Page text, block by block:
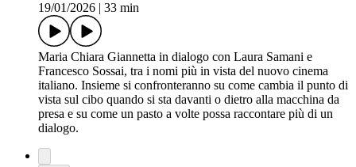
19/01/2026
33 min
Maria Chiara Giannetta in dialogo con Laura Samani e
Francesco Sossai, tra i nomi più in vista del nuovo cinema
italiano. Insieme si confronteranno su come cambia il punto di
vista sul cibo quando si sta davanti o dietro alla macchina da
presa e su come un pasto a volte possa raccontare più di un
dialogo.